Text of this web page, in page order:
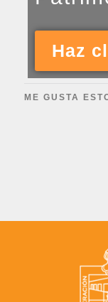
Haz
ME GUSTA